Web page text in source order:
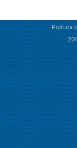
Política